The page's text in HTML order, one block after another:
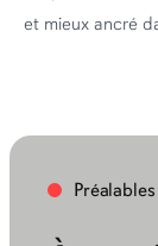
et mieux ancré
Préalables